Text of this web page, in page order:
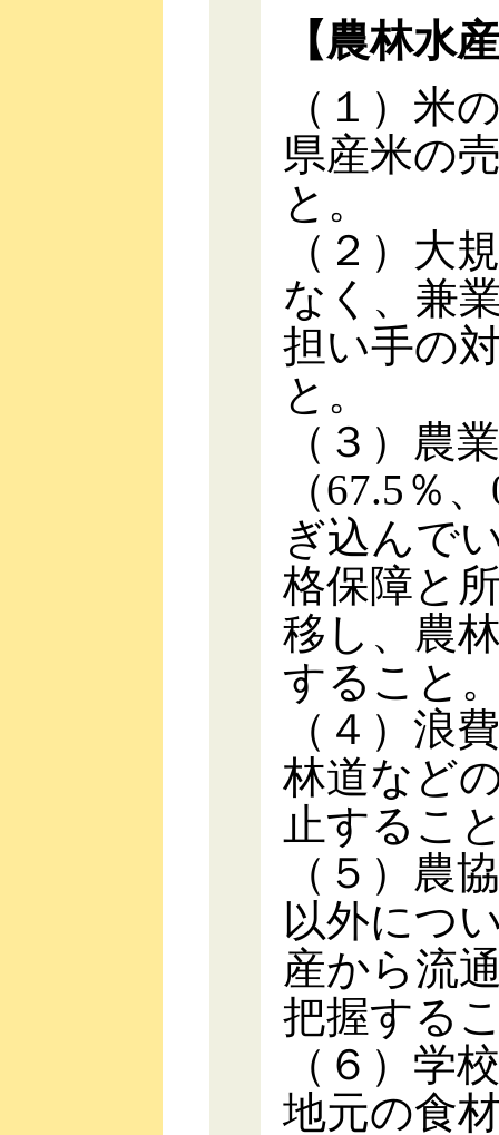
【農林水
（１）米
県産米の
と。
（２）大
なく、兼
担い手の
と。
（３）農
（67.5％
ぎ込んで
格保障と
移し、農
すること
（４）浪
林道など
止するこ
（５）農
以外につ
産から流
把握する
（６）学
地元の食